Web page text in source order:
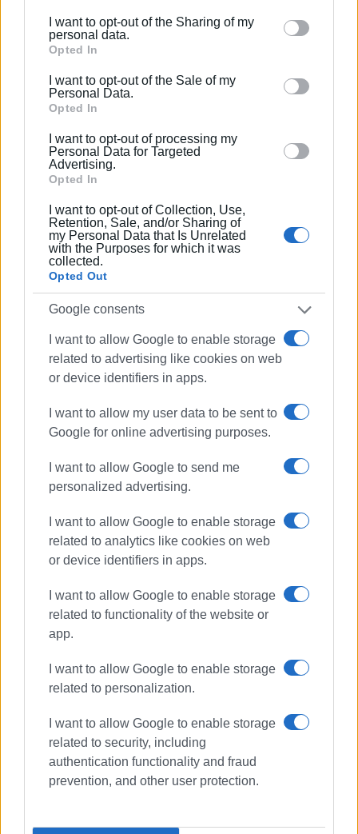
Please note that this website/app uses one or more
Google services and may gather and store information
behaviour. You may click to grant or deny consent to
Google and its third-party tags to use your data for
section.
I want to opt-out of the Sharing of my
personal data.
Opted In
I want to opt-out of the Sale of my
Personal Data.
Opted In
I want to opt-out of processing my
Personal Data for Targeted
Advertising.
Opted In
I want to opt-out of Collection, Use,
Retention, Sale, and/or Sharing of
my Personal Data that Is Unrelated
with the Purposes for which it was
collected.
Opted Out
Google consents
I want to allow Google to enable storage
related to advertising like cookies on web
or device identifiers in apps.
I want to allow my user data to be sent to
Google for online advertising purposes.
I want to allow Google to send me
personalized advertising.
I want to allow Google to enable storage
related to analytics like cookies on web
or device identifiers in apps.
I want to allow Google to enable storage
related to functionality of the website or
app.
I want to allow Google to enable storage
related to personalization.
I want to allow Google to enable storage
related to security, including
authentication functionality and fraud
prevention, and other user protection.
Κέρκυρα 25 Απριλίου 2024
ΓΙΩΡΓΟΣ ΚΑΡΥΔΗΣ
Δημοτικός Σύμβουλος
Επικεφαλής της Παράταξης
ΚΕΡΚΥΡΑΪΚΗ ΣΥΜΜΑΧΙΑ
Εμφανίσεις: 77
Ακολουθήστε το enimerosi στοFacebook
Συνδρομητές στο e-paper